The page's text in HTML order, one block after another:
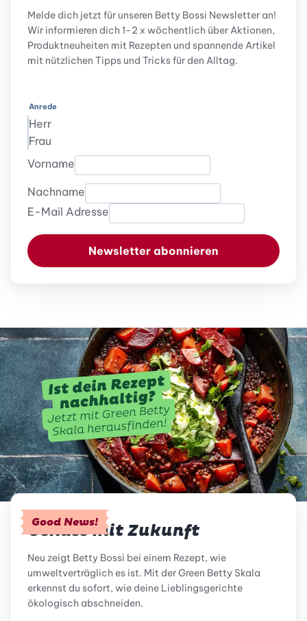
Melde dich jetzt für unseren Betty Bossi Newsletter an!
Wir informieren dich 1-2 x wöchentlich über Aktionen,
Produktneuheiten mit Rezepten und spannende Artikel
mit nützlichen Tipps und Tricks für den Alltag.
Anrede
Herr
Frau
Vorname
Nachname
E-Mail Adresse
Newsletter abonnieren
Good News!
Genuss mit Zukunft
Neu zeigt Betty Bossi bei einem Rezept, wie
umweltverträglich es ist. Mit der Green Betty Skala
erkennst du sofort, wie deine Lieblingsgerichte
ökologisch abschneiden.